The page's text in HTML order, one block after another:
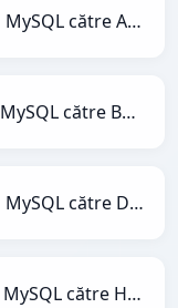
MySQL către ASP
MySQL către BBCode
MySQL către DAX
MySQL către HTML